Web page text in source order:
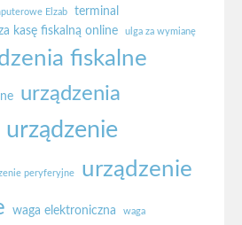
Elzab
terminal
kasę fiskalną online ulga za wymianę
fiskalne
urządzenia
urządzenie
peryferyjne
urządzenie
waga elektroniczna waga